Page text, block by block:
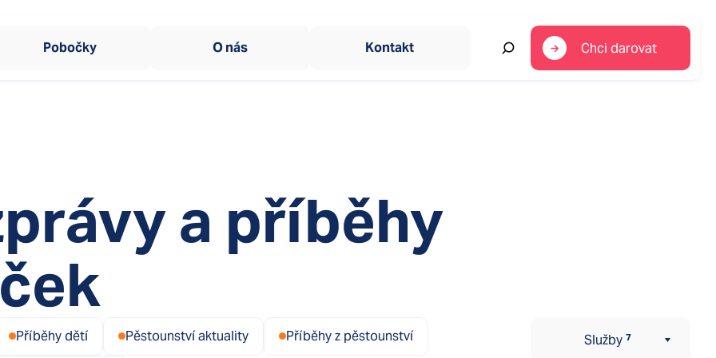
Pobočky O nás Kontakt
Chci darovat
Centrum sociální rehabilitace pro rodiny s dětmi
Ombudsman SOS dětských vesniček
Ombudsman SOS dětských vesniček
a příběhy
Příběhy dětí Pěstounství aktuality Příběhy z pěstounství Služby 7